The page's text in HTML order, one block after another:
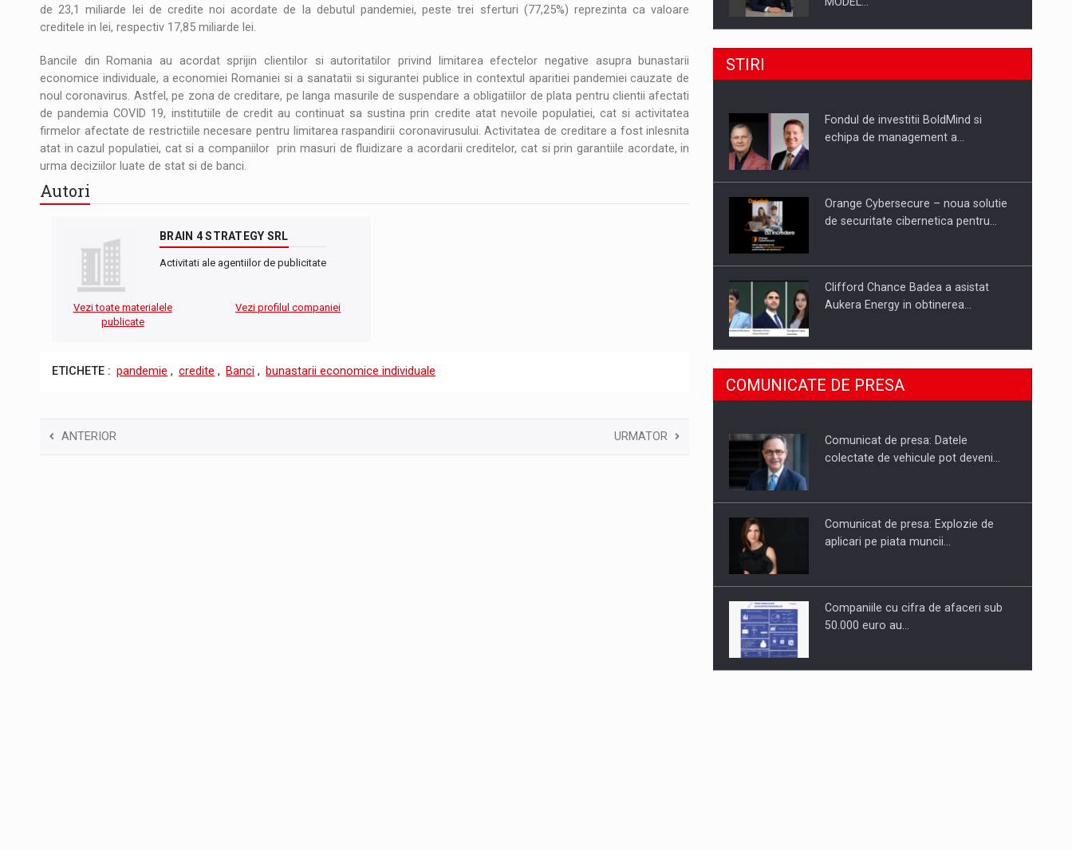
de 23,1 miliarde lei de credite noi acordate de la debutul pandemiei, peste trei sferturi (77,25%) reprezinta ca valoare
creditele in lei, respectiv 17,85 miliarde lei.
Bancile din Romania au acordat sprijin clientilor si autoritatilor privind limitarea efectelor negative asupra bunastarii
economice individuale, a economiei Romaniei si a sanatatii si sigurantei publice in contextul aparitiei pandemiei cauzate de
noul coronavirus. Astfel, pe zona de creditare, pe langa masurile de suspendare a obligatiilor de plata pentru clientii afectati
de pandemia COVID 19, institutiile de credit au continuat sa sustina prin credite atat nevoile populatiei, cat si activitatea
firmelor afectate de restrictiile necesare pentru limitarea raspandirii coronavirusului. Activitatea de creditare a fost inlesnita
atat in cazul populatiei, cat si a companiilor prin masuri de fluidizare a acordarii creditelor, cat si prin garantiile acordate, in
urma deciziilor luate de stat si de banci.
Autori
BRAIN 4 STRATEGY SRL
Activitati ale agentiilor de publicitate
Vezi toate materialele
publicate
Vezi profilul companiei
ETICHETE : pandemie , credite , Banci , bunastarii economice individuale
ANTERIOR URMATOR
ROOTED IN ROMANIA, BUILT TO
PUTTING ROMANIAN CORPORATE
STIRI
Fondul de investitii BoldMind si
echipa de management a…
Orange Cybersecure – noua solutie
de securitate cibernetica pentru…
Clifford Chance Badea a asistat
Aukera Energy in obtinerea…
SAPTE PERSONALITATI DIN MEDIUL
DE AFACERI, ACADEMIC SI
Hard Enduro Piatra Craiului 2026,
COMUNICATE DE PRESA
Comunicat de presa: Datele
colectate de vehicule pot deveni…
Comunicat de presa: Explozie de
aplicari pe piata muncii…
Companiile cu cifra de afaceri sub
50.000 euro au…